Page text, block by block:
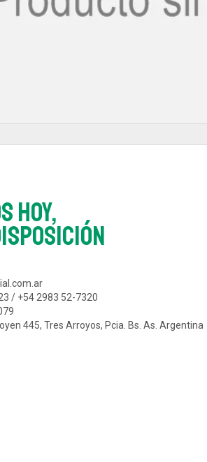
hoy,
/ +54 2983 52-7320
445, Tres Arroyos, Pcia. Bs. As. Argentina